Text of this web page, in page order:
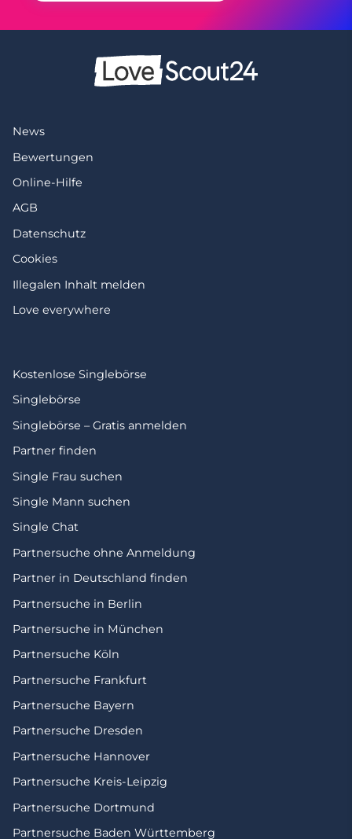
News
Bewertungen
Online-Hilfe
AGB
Datenschutz
Cookies
Illegalen Inhalt melden
Love everywhere
Kostenlose Singlebörse
Singlebörse
Singlebörse – Gratis anmelden
Partner finden
Single Frau suchen
Single Mann suchen
Single Chat
Partnersuche ohne Anmeldung
Partner in Deutschland finden
Partnersuche in Berlin
Partnersuche in München
Partnersuche Köln
Partnersuche Frankfurt
Partnersuche Bayern
Partnersuche Dresden
Partnersuche Hannover
Partnersuche Kreis-Leipzig
Partnersuche Dortmund
Partnersuche Baden Württemberg